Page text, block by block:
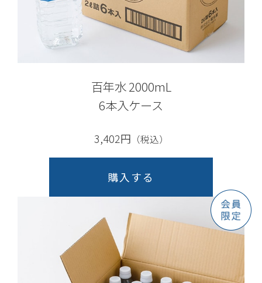
百年水 2000mL
6本入ケース
3,402円 （税込）
購入する